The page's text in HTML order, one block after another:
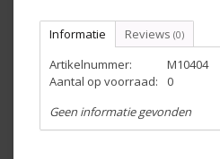
Informatie Reviews (0)
Artikelnummer:
M10404
Aantal op voorraad:
0
Geen informatie gevonden